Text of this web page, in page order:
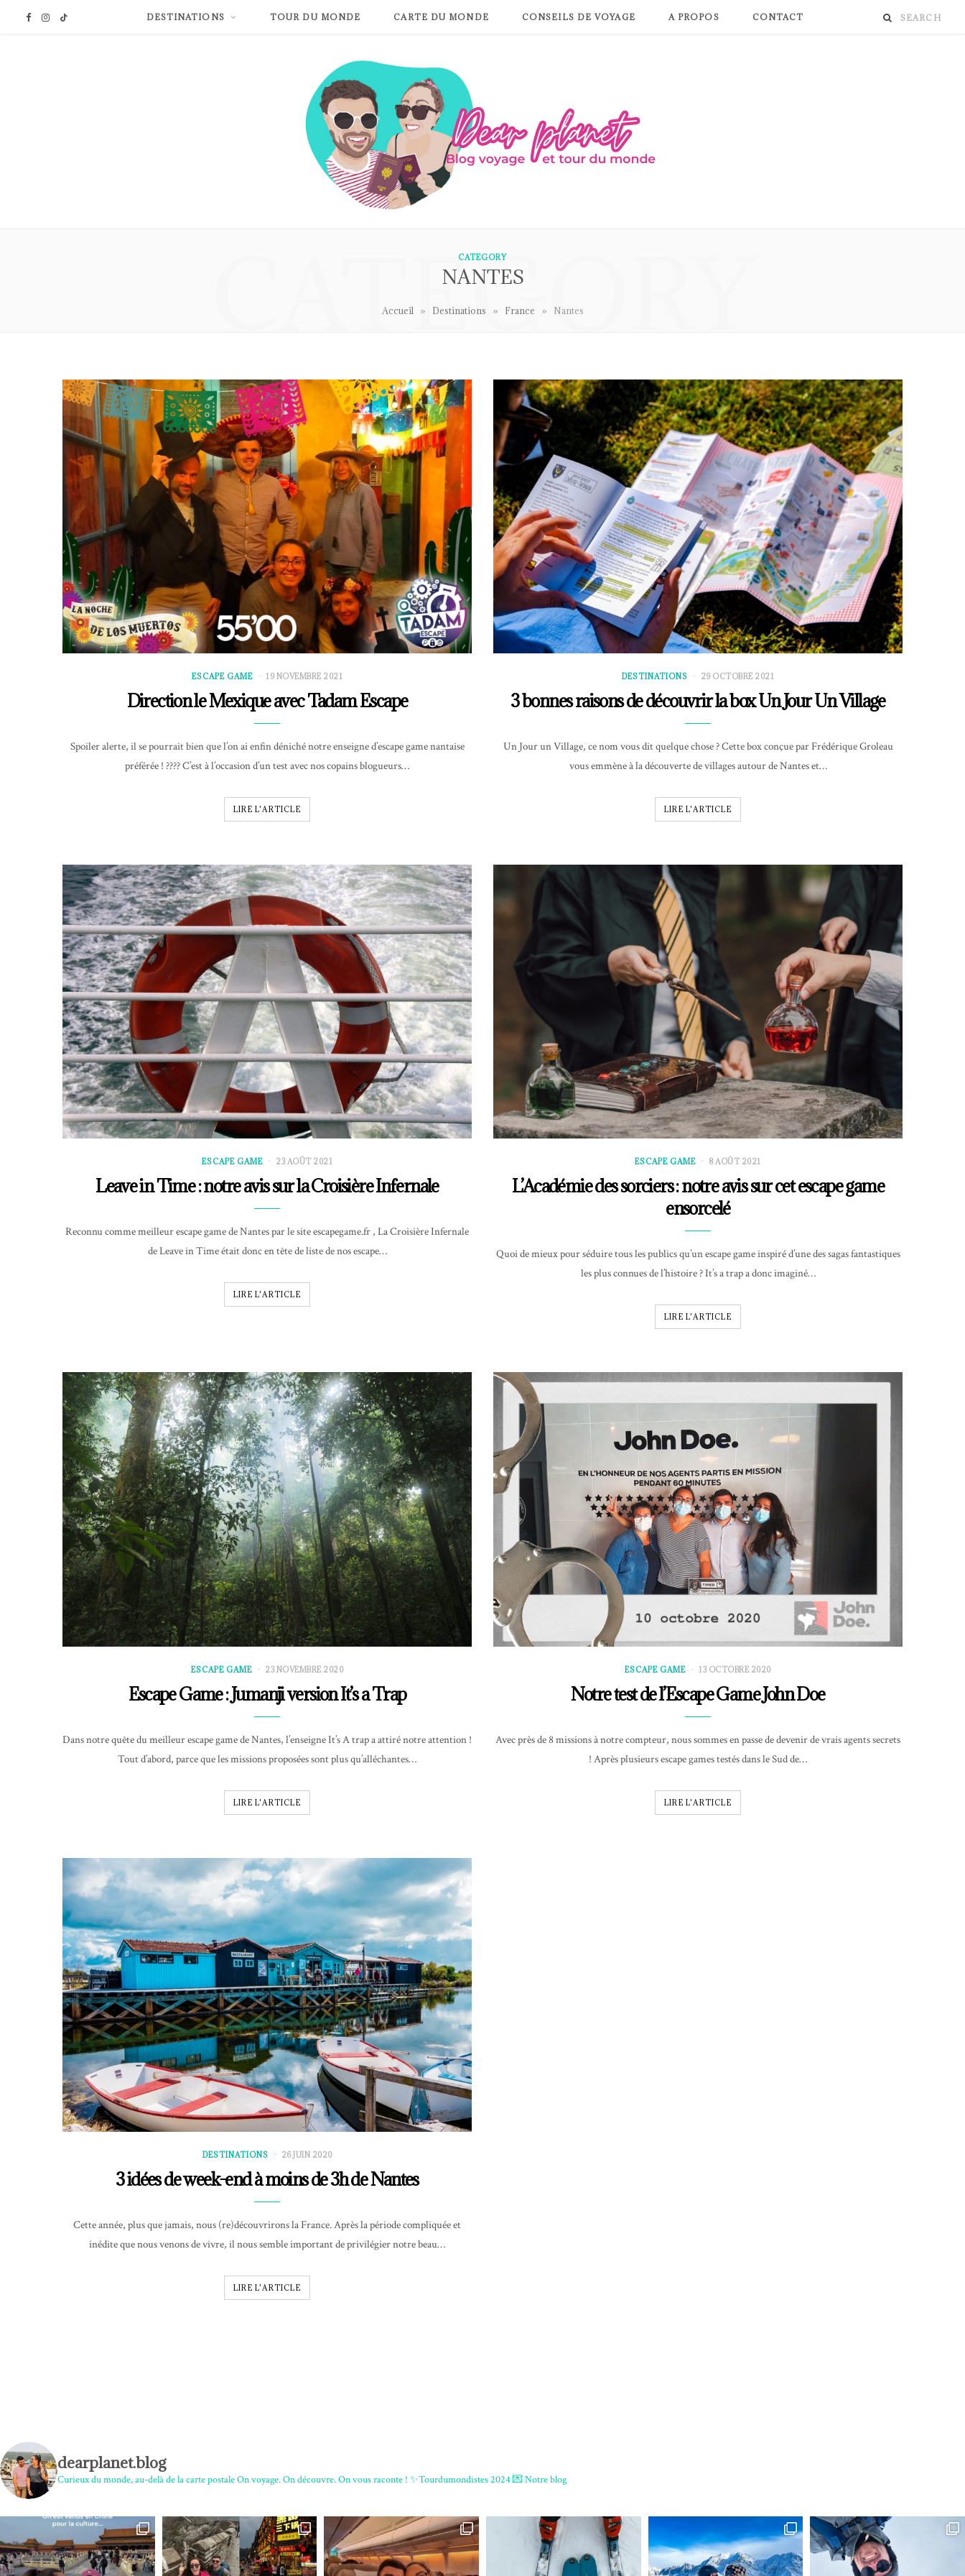
F I T DESTINATIONS TOUR DU MONDE CARTE DU MONDE CONSEILS DE VOYAGE A PROPOS CONTACT
CATEGORY
NANTES
CATEGORY
Accueil » Destinations » France » Nantes
ESCAPE GAME 19 NOVEMBRE 2021
Direction le Mexique avec Tadam Escape
Spoiler alerte, il se pourrait bien que l’on ai enfin déniché notre enseigne d’escape game nantaise
préférée ! ???? C’est à l’occasion d’un test avec nos copains blogueurs…
LIRE L'ARTICLE
DESTINATIONS 29 OCTOBRE 2021
3 bonnes raisons de découvrir la box Un Jour Un Village
Un Jour un Village, ce nom vous dit quelque chose ? Cette box conçue par Frédérique Groleau
vous emmène à la découverte de villages autour de Nantes et…
LIRE L'ARTICLE
ESCAPE GAME 23 AOÛT 2021
Leave in Time : notre avis sur la Croisière Infernale
Reconnu comme meilleur escape game de Nantes par le site escapegame.fr , La Croisière Infernale
de Leave in Time était donc en tête de liste de nos escape…
LIRE L'ARTICLE
ESCAPE GAME 8 AOÛT 2021
L’Académie des sorciers : notre avis sur cet escape game
ensorcelé
Quoi de mieux pour séduire tous les publics qu’un escape game inspiré d’une des sagas fantastiques
les plus connues de l’histoire ? It’s a trap a donc imaginé…
LIRE L'ARTICLE
ESCAPE GAME 23 NOVEMBRE 2020
Escape Game : Jumanji version It’s a Trap
Dans notre quête du meilleur escape game de Nantes, l’enseigne It’s A trap a attiré notre attention !
Tout d’abord, parce que les missions proposées sont plus qu’alléchantes…
LIRE L'ARTICLE
ESCAPE GAME 13 OCTOBRE 2020
Notre test de l’Escape Game John Doe
Avec près de 8 missions à notre compteur, nous sommes en passe de devenir de vrais agents secrets
! Après plusieurs escape games testés dans le Sud de…
LIRE L'ARTICLE
DESTINATIONS 26 JUIN 2020
3 idées de week-end à moins de 3h de Nantes
Cette année, plus que jamais, nous (re)découvrirons la France. Après la période compliquée et
inédite que nous venons de vivre, il nous semble important de privilégier notre beau…
LIRE L'ARTICLE
dearplanet.blog
Curieux du monde, au-delà de la carte postaleOn voyage. On découvre. On vous raconte ! ✨Tourdumondistes 2024 💌 Notre blog